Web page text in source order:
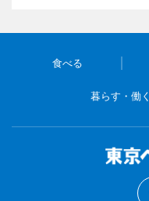
食べる
暮らす・働く